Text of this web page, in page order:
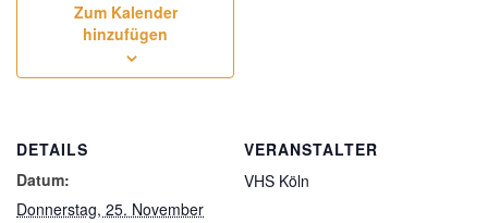
Zum Kalender
hinzufügen
DETAILS
Datum:
Donnerstag, 25. November
VERANSTALTER
VHS Köln